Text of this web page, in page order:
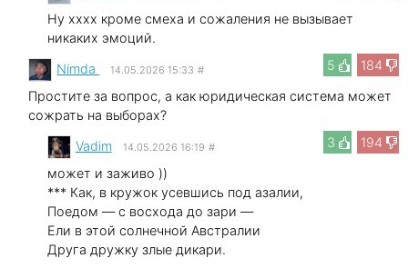
Ну xxxx кроме смеха и сожаления не вызывает
никаких эмоций.
5
184
Nimda 14.05.2026 15:33 #
Простите за вопрос, а как юридическая система может
сожрать на выборах?
3
194
Vadim 14.05.2026 16:19 #
может и заживо ))
*** Как, в кружок усевшись под азалии,
Поедом — с восхода до зари —
Ели в этой солнечной Австралии
Друга дружку злые дикари.